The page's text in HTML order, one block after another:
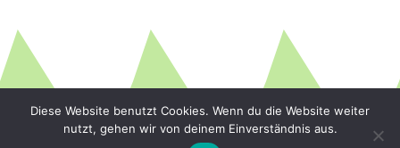
Diese Website benutzt Cookies. Wenn du die Website weiter
nutzt, gehen wir von deinem Einverständnis aus.